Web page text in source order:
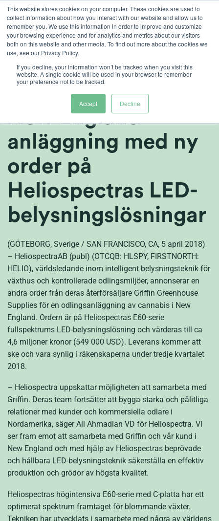
This website stores cookies on your computer. These cookies are used to
collect information about how you interact with our website and allow us to
remember you. We use this information in order to improve and customize
your browsing experience and for analytics and metrics about our visitors
both on this website and other media. To find out more about the cookies we
use, see our Privacy Policy.
If you decline, your information won’t be tracked when you visit this
website. A single cookie will be used in your browser to remember
your preference not to be tracked.
Accept Decline
Skip
content
Griffin Greenhouse
Supplies expanderar
New England-
anläggning med ny
order på
Heliospectras LED-
belysningslösningar
(GÖTEBORG, Sverige / SAN FRANCISCO, CA, 5 april 2018)
– HeliospectraAB (publ) (OTCQB: HLSPY, FIRSTNORTH:
HELIO), världsledande inom intelligent belysningsteknik för
växthus och kontrollerade odlingsmiljöer, annonserar en
andra order från deras återförsäljare Griffin Greenhouse
Supplies för en odlingsanläggning av cannabis i New
England. Ordern är på Heliospectras E60-serie
fullspektrums LED-belysningslösning och värderas till ca
4,6 miljoner kronor (549 000 USD). Leverans kommer att
ske och vara synlig i räkenskaperna under tredje kvartalet
2018.
– Heliospectra uppskattar möjligheten att samarbeta med
Griffin. Deras team fortsätter att bygga starka och pålitliga
relationer med kunder och kommersiella odlare i
Nordamerika, säger Ali Ahmadian VD för Heliospectra. Vi
ser fram emot att samarbeta med Griffin och vår kund i
New England och med hjälp av Heliospectras beprövade
och hållbara LED-belysningsteknik säkerställa en effektiv
produktion och grödor av högsta kvalitet.
Heliospectras högintensiva E60-serie med C-platta har ett
optimerat spektrum framtaget för blommande växter.
Tekniken har utvecklats i samarbete med några av världens